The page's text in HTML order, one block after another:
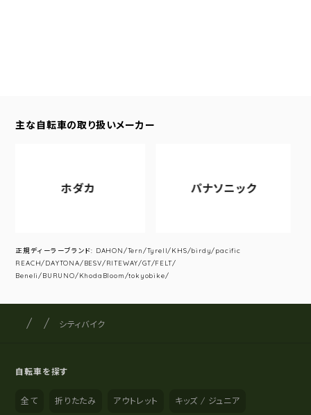
主な自転車の取り扱いメーカー
ホダカ パナソニック
正規ディーラーブランド: DAHON/Tern/Tyrell/KHS/birdy/pacific
REACH/DAYTONA/BESV/RITEWAY/GT/FELT/
Beneli/BURUNO/KhodaBloom/tokyobike/
サイト内の現在地
サイクルショップナカゴヤ
シティバイク
自転車を探す
全て 折りたたみ アウトレット キッズ / ジュニア